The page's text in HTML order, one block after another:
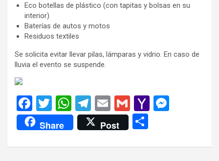
Eco botellas de plástico (con tapitas y bolsas en su
interior)
Baterías de autos y motos
Residuos textiles
Se solicita evitar llevar pilas, lámparas y vidrio. En caso de
lluvia el evento se suspende.
F
a
ce
b
T
wi
tt
er
W
h
at
s
T
el
e
gr
E
m
ail
G
m
ail
Y
o
n
Share Post
m